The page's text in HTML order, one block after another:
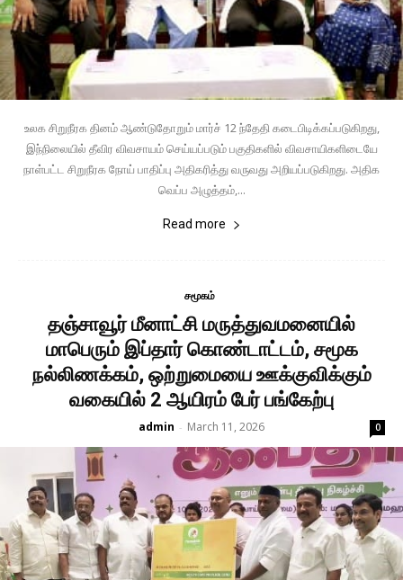
உலக சிறுநீரக தினம் ஆண்டுதோறும் மார்ச் 12 ந்தேதி கடைபிடிக்கப்படுகிறது,
இந்நிலையில் தீவிர விவசாயம் செய்யப்படும் பகுதிகளில் விவசாயிகளிடையே
நாள்பட்ட சிறுநீரக நோய் பாதிப்பு அதிகரித்து வருவது அறியப்படுகிறது. அதிக
வெப்ப அழுத்தம்,...
Read more
சமூகம்
தஞ்சாவூர் மீனாட்சி மருத்துவமனையில்
மாபெரும் இப்தார் கொண்டாட்டம், சமூக
நல்லிணக்கம், ஒற்றுமையை ஊக்குவிக்கும்
வகையில் 2 ஆயிரம் பேர் பங்கேற்பு
admin - March 11, 2026 0